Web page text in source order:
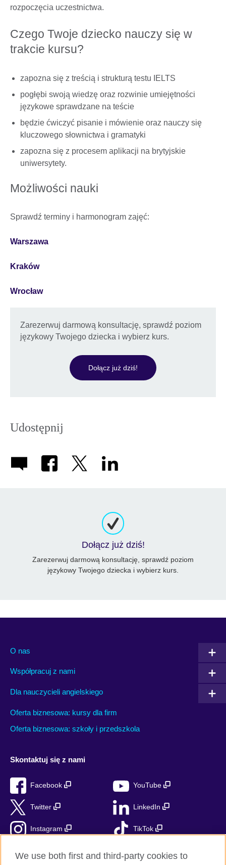
rozpoczęcia uczestnictwa.
Czego Twoje dziecko nauczy się w
trakcie kursu?
zapozna się z treścią i strukturą testu IELTS
pogłębi swoją wiedzę oraz rozwinie umiejętności
językowe sprawdzane na teście
będzie ćwiczyć pisanie i mówienie oraz nauczy się
kluczowego słownictwa i gramatyki
zapozna się z procesem aplikacji na brytyjskie
uniwersytety.
Możliwości nauki
Sprawdź terminy i harmonogram zajęć:
Warszawa
Kraków
Wrocław
Zarezerwuj darmową konsultację, sprawdź poziom
językowy Twojego dziecka i wybierz kurs.
Dołącz już dziś!
Udostępnij
Dołącz już dziś!
Zarezerwuj darmową konsultację, sprawdź poziom
językowy Twojego dziecka i wybierz kurs.
O nas
Współpracuj z nami
Dla nauczycieli angielskiego
Oferta biznesowa: kursy dla firm
Oferta biznesowa: szkoły i przedszkola
Skontaktuj się z nami
Facebook YouTube
Twitter LinkedIn
Instagram TikTok
We use both first and third-party cookies to